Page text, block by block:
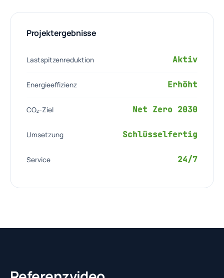
Projektergebnisse
Lastspitzenreduktion Aktiv
Energieeffizienz Erhöht
CO₂-Ziel Net Zero 2030
Umsetzung Schlüsselfertig
Service 24/7